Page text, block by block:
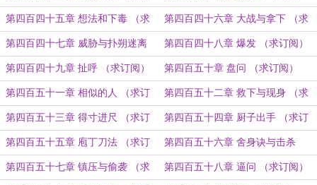
阅） 阅）
第四百四十五章 想法和下毒 （求
订阅）
第四百四十六章 大战与拿下 （求
订阅）
第四百四十七章 威胁与扑朔迷离
（求订阅）
第四百四十八章 爆发 （求订阅）
第四百四十九章 扯呼 （求订阅） 第四百五十章 盘问 （求订阅）
第四百五十一章 相似的人 （求订
阅）
第四百五十二章 救下与现身 （求
订阅）
第四百五十三章 得寸进尺 （求订
阅）
第四百五十四章 厨子出手 （求订
阅）
第四百五十五章 庖丁刀法 （求订
阅）
第四百五十六章 舍身诀与击杀
（求订阅）
第四百五十七章 镇压与偷袭 （求 第四百五十八章 逼问 （求订阅）